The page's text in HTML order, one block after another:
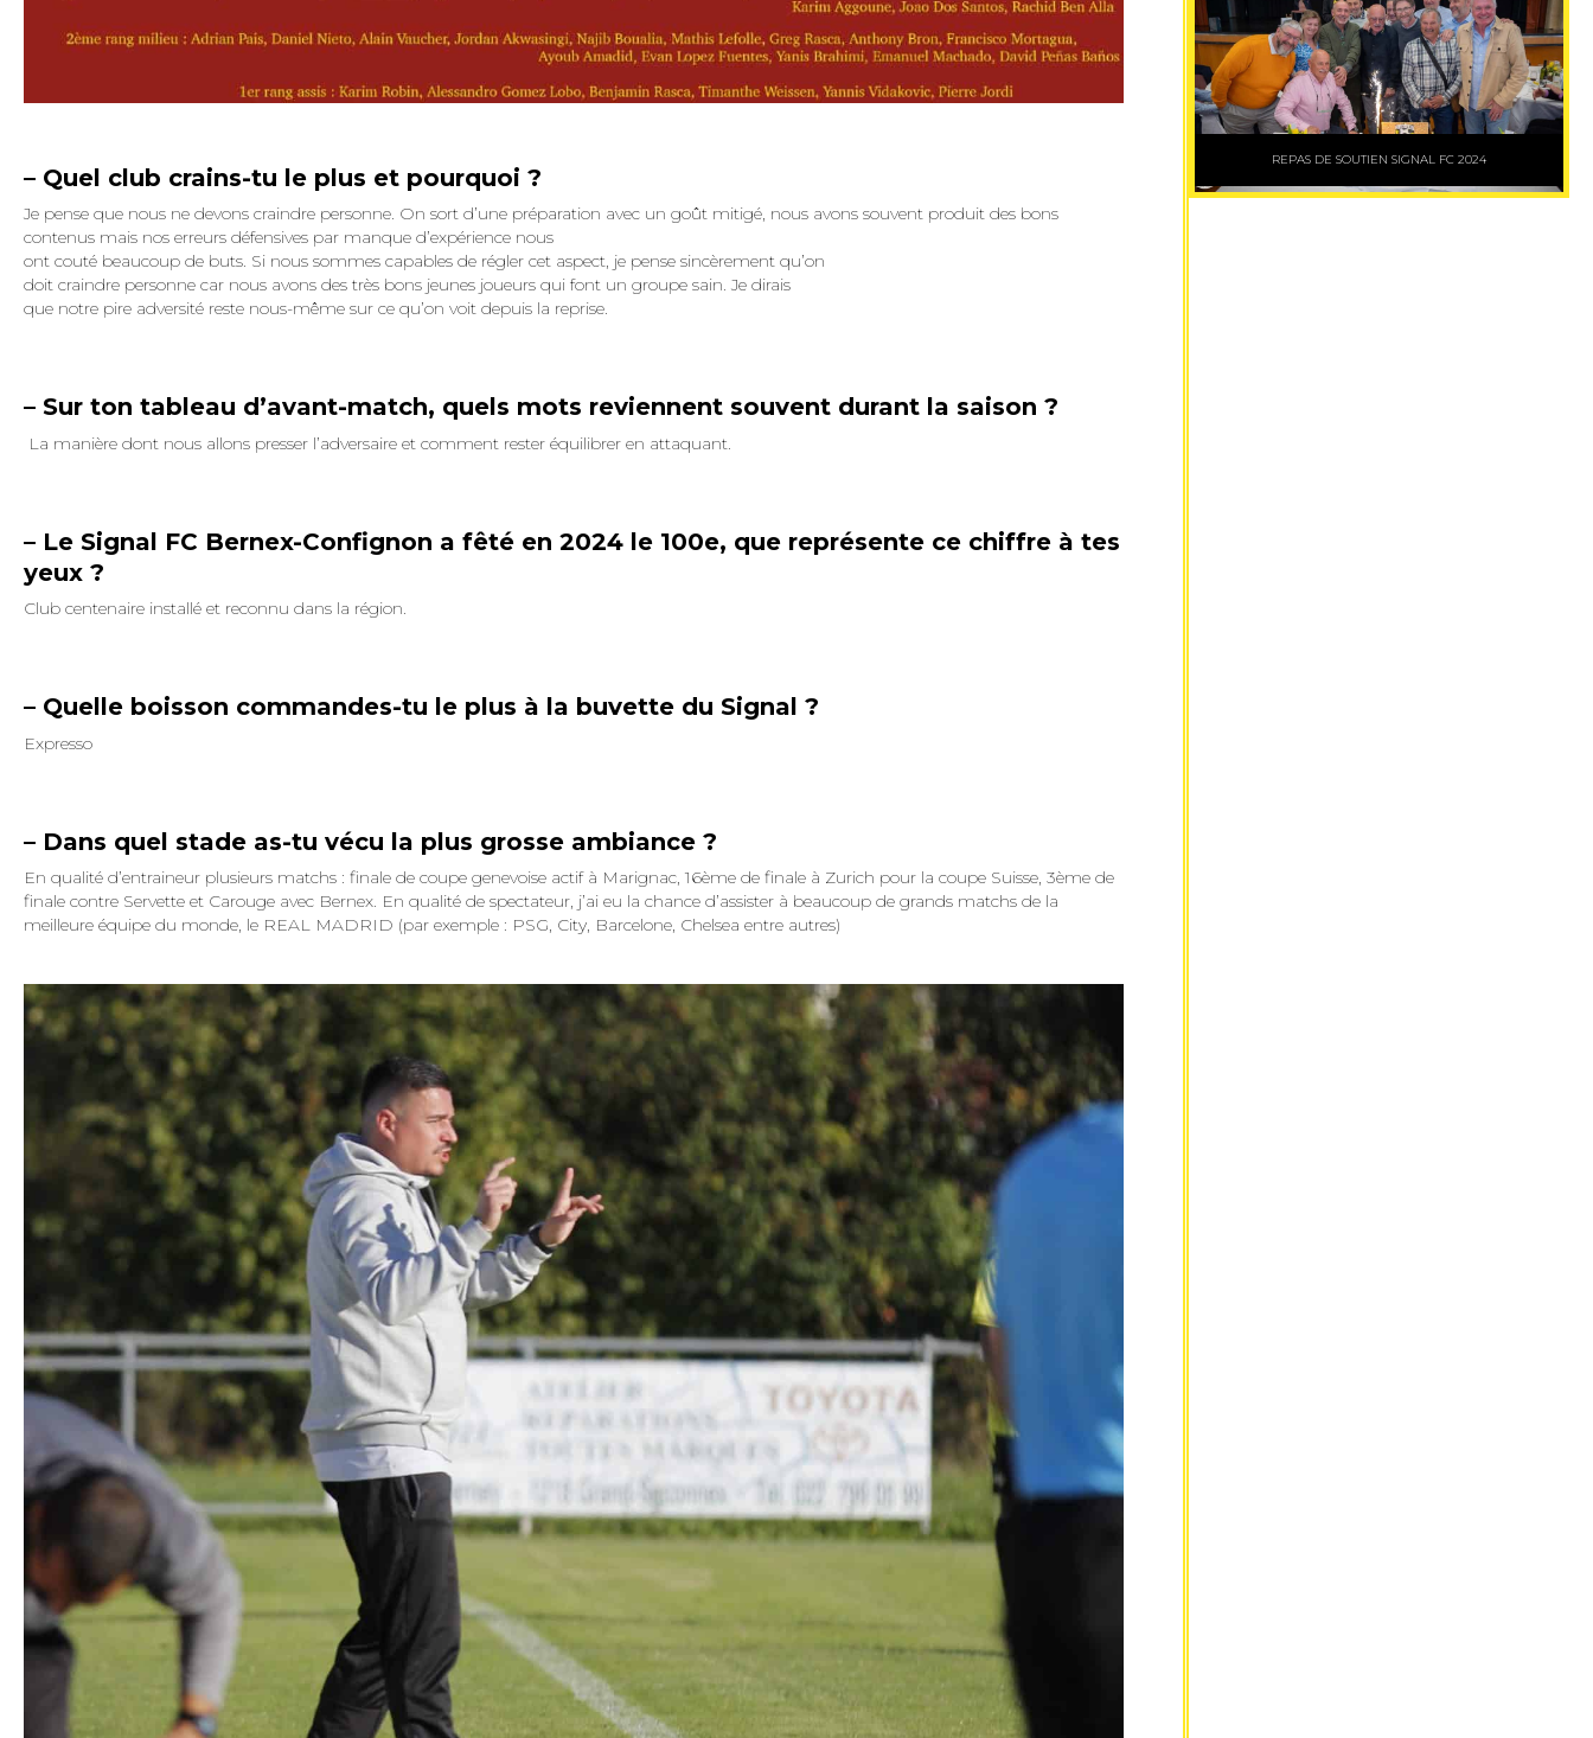
– Quel club crains-tu le plus et pourquoi ?
Je pense que nous ne devons craindre personne. On sort d’une préparation avec un goût mitigé, nous avons souvent produit des bons
contenus mais nos erreurs défensives par manque d’expérience nous
ont couté beaucoup de buts. Si nous sommes capables de régler cet aspect, je pense sincèrement qu’on
doit craindre personne car nous avons des très bons jeunes joueurs qui font un groupe sain. Je dirais
que notre pire adversité reste nous-même sur ce qu’on voit depuis la reprise.
– Sur ton tableau d’avant-match, quels mots reviennent souvent durant la saison ?
La manière dont nous allons presser l’adversaire et comment rester équilibrer en attaquant.
– Le Signal FC Bernex-Confignon a fêté en 2024 le 100e, que représente ce chiffre à tes
yeux ?
Club centenaire installé et reconnu dans la région.
– Quelle boisson commandes-tu le plus à la buvette du Signal ?
Expresso
– Dans quel stade as-tu vécu la plus grosse ambiance ?
En qualité d’entraineur plusieurs matchs : finale de coupe genevoise actif à Marignac, 16ème de finale à Zurich pour la coupe Suisse, 3ème de
finale contre Servette et Carouge avec Bernex. En qualité de spectateur, j’ai eu la chance d’assister à beaucoup de grands matchs de la
meilleure équipe du monde, le REAL MADRID (par exemple : PSG, City, Barcelone, Chelsea entre autres)
REPAS DE SOUTIEN SIGNAL FC 2024